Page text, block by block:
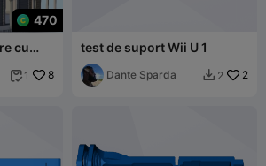
470
cu
vechi
 1 8
test de suport Wii U 1
Dante Sparda  2 2